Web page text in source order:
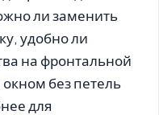
ли заменить
удобно ли
на фронтальной
без петель
для